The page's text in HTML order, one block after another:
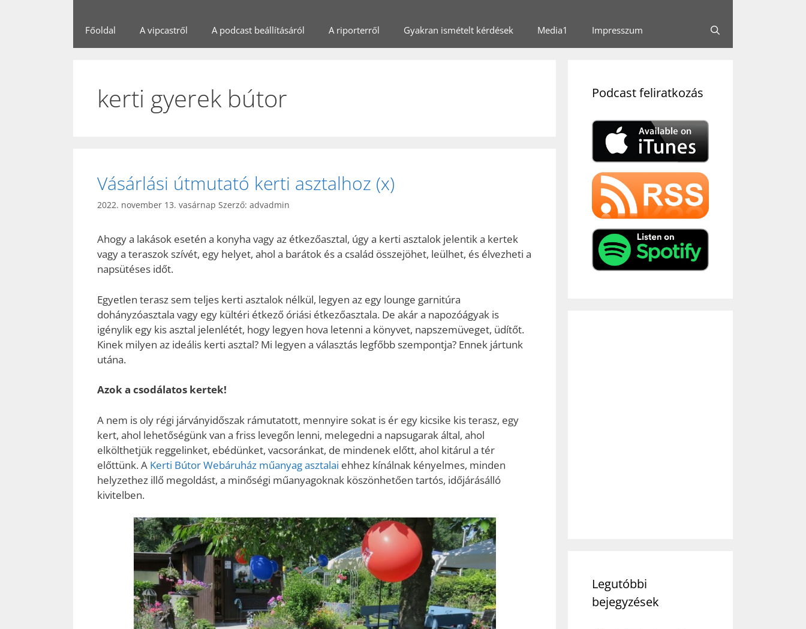
Főoldal A vipcastről A podcast beállításáról A riporterről Gyakran ismételt kérdések Media1 Impresszum
kerti gyerek bútor
Vásárlási útmutató kerti asztalhoz (x)
2022. november 13. vasárnap Szerző: advadmin
Ahogy a lakások esetén a konyha vagy az étkezőasztal, úgy a kerti asztalok jelentik a kertek
vagy a teraszok szívét, egy helyet, ahol a barátok és a család összejöhet, leülhet, és élvezheti a
napsütéses időt.
Egyetlen terasz sem teljes kerti asztalok nélkül, legyen az egy lounge garnitúra
dohányzóasztala vagy egy kültéri étkező óriási étkezőasztala. De akár a napozóágyak is
igénylik egy kis asztal jelenlétét, hogy legyen hova letenni a könyvet, napszemüveget, üdítőt.
Kinek milyen az ideális kerti asztal? Mi legyen a választás legfőbb szempontja? Ennek jártunk
utána.
Azok a csodálatos kertek!
A nem is oly régi járványidőszak rámutatott, mennyire sokat is ér egy kicsike kis terasz, egy
kert, ahol lehetőségünk van a friss levegőn lenni, melegedni a napsugarak által, ahol
elkölthetjük reggelinket, ebédünket, vacsoránkat, de mindenek előtt, ahol kitárul a tér
előttünk. A Kerti Bútor Webáruház műanyag asztalai ehhez kínálnak kényelmes, minden
helyzethez illő megoldást, a minőségi műanyagoknak köszönhetően tartós, időjárásálló
kivitelben.
Podcast feliratkozás
Legutóbbi
bejegyzések